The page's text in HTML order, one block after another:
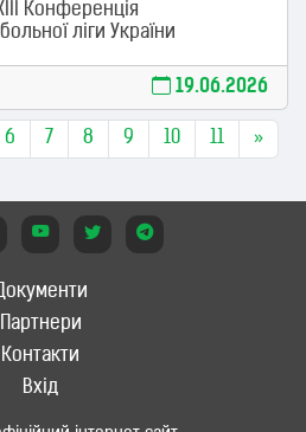
Конференція
ліги України
19.06.2026
6 7 8 9 10 11 »
Партнери
Контакти
Вхід